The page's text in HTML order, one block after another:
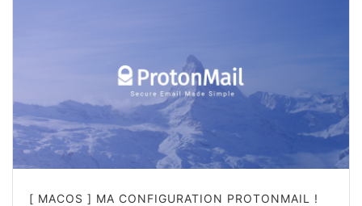
[ MACOS ] MA CONFIGURATION PROTONMAIL !